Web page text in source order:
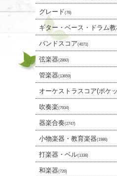
グレード(76)
ギター・ベース・ドラム
バンドスコア(4071)
弦楽器(2860)
管楽器(13659)
オーケストラスコア(ポケ
吹奏楽(7934)
器楽合奏(2747)
小物楽器・教育楽器(1986)
打楽器・ベル(1336)
和楽器(726)